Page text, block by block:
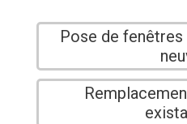
Pose de